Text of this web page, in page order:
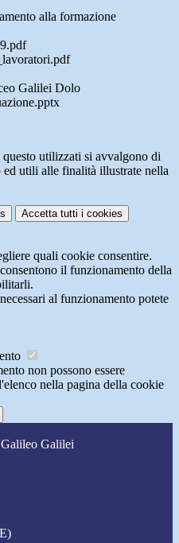
alla formazione
Galilei Dolo
utilizzati si avvalgono di
ed utili alle finalità illustrate nella
Accetta tutti i cookies
quali cookie consentire.
il funzionamento della
al funzionamento potete
non possono essere
nella pagina della cookie
Galilei